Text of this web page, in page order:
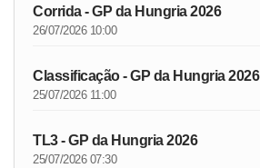
Corrida - GP da Hungria 2026
26/07/2026 10:00
Classificação - GP da Hungria 2026
25/07/2026 11:00
TL3 - GP da Hungria 2026
25/07/2026 07:30